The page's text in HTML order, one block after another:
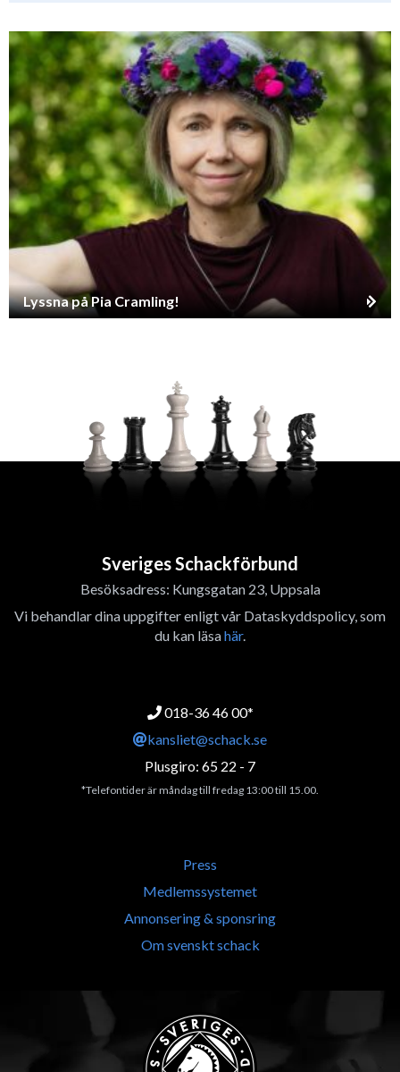
Lyssna på Pia Cramling!
Sveriges Schackförbund
Besöksadress: Kungsgatan 23, Uppsala
Vi behandlar dina uppgifter enligt vår Dataskyddspolicy, som
du kan läsahär.
018-36 46 00*
kansliet@schack.se
Plusgiro: 65 22 - 7
*Telefontider är måndag till fredag 13:00 till 15.00.
Press
Medlemssystemet
Annonsering & sponsring
Om svenskt schack